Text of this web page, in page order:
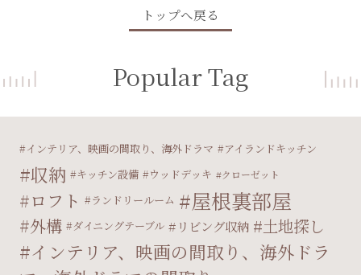
トップへ戻る
Popular Tag
インテリア、映画の間取り、海外ドラマ アイランドキッチン
収納 キッチン設備 ウッドデッキ クローゼット
ロフト ランドリールーム 屋根裏部屋
外構 ダイニングテーブル リビング収納 土地探し
インテリア、映画の間取り、海外ドラ